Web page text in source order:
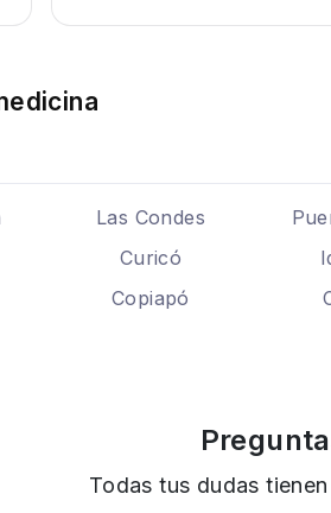
Las Condes
Curicó
Copiapó
Todas tus dudas